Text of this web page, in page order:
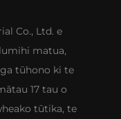
Co., Ltd. e
matua,
tūhono ki te
17 tau o
tūtika, te